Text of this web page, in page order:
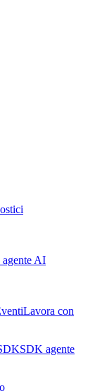
AI
Lavora con
SDK agente